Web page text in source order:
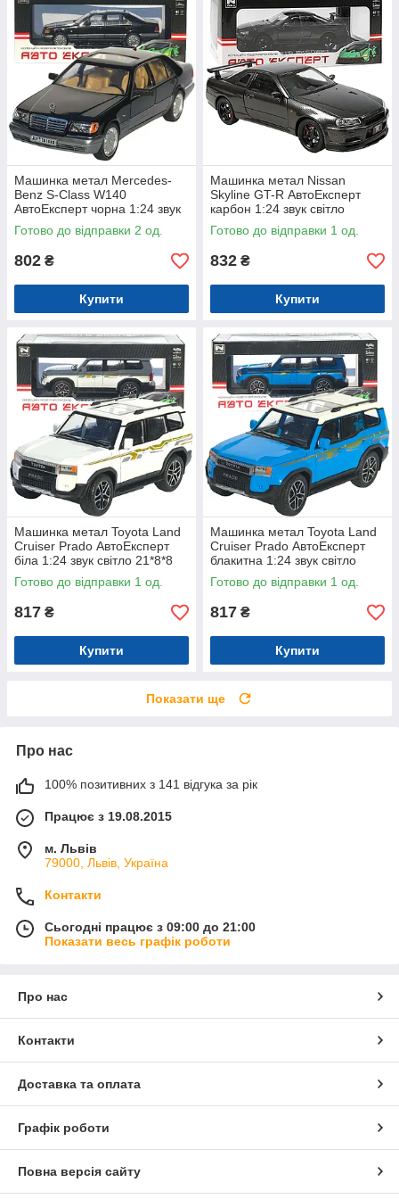
Машинка метал Mercedes-
Benz S-Class W140
АвтоЕксперт чорна 1:24 звук
світло 21*8*6,5 см (G9765-42)
Готово до відправки 2 од.
802 ₴
Купити
Машинка метал Nissan
Skyline GT-R АвтоЕксперт
карбон 1:24 звук світло
інерція 21*8*6,5 см (G8317-
48)
Готово до відправки 1 од.
832 ₴
Купити
Машинка метал Toyota Land
Cruiser Prado АвтоЕксперт
біла 1:24 звук світло 21*8*8
см (G7605-44)
Готово до відправки 1 од.
817 ₴
Купити
Машинка метал Toyota Land
Cruiser Prado АвтоЕксперт
блакитна 1:24 звук світло
21*8*8 см (G7605-44)
Готово до відправки 1 од.
817 ₴
Купити
Показати ще
Про нас
100% позитивних з 141 відгука за рік
Працює з 19.08.2015
м. Львів
79000, Львів, Україна
Контакти
Сьогодні працює з 09:00 до 21:00
Показати весь графік роботи
Про нас
Контакти
Доставка та оплата
Графік роботи
Повна версія сайту